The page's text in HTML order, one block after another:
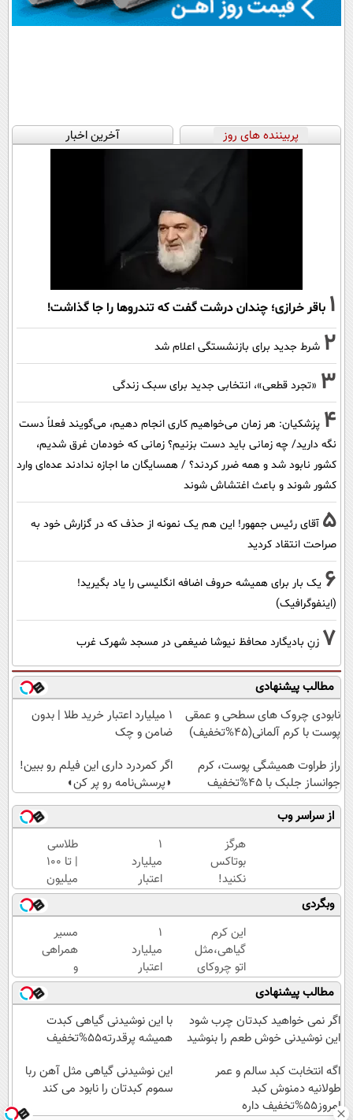
پربیننده های روز آخرین اخبار
1 باقر خرازی؛ چندان درشت گفت که تندروها را جا گذاشت!
2 شرط جدید برای بازنشستگی اعلام شد
3 «تجرد قطعی»، انتخابی جدید برای سبک زندگی
4 پزشکیان: هر زمان می‌خواهیم کاری انجام دهیم، می‌گویند فعلاً دست
نگه دارید/ چه زمانی باید دست بزنیم؟ زمانی که خودمان غرق شدیم،
کشور نابود شد و همه ضرر کردند؟ / همسایگان ما اجازه ندادند عده‌ای وارد
کشور شوند و باعث اغتشاش شوند
5 آقای رئیس جمهور! این هم یک نمونه از حذف که در گزارش خود به
صراحت انتقاد کردید
6 یک بار برای همیشه حروف اضافه انگلیسی را یاد بگیرید!
(اینفوگرافیک)
7 زنِ بادیگارد محافظ نیوشا ضیغمی در مسجد شهرک غرب
مطالب پیشنهادی
نابودی چروک های سطحی و عمقی
پوست با کرم آلمانی(45%تخفیف)
۱ میلیارد اعتبار خرید طلا | بدون
ضامن و چک
راز طراوت همیشگی پوست، کرم
جوانساز جلبک با 45%تخفیف
اگر کمردرد داری این فیلم رو ببین!
◗پرسش‌نامه رو پر کن◖
از سراسر وب
هرگز
بوتاکس
نکنید!
جوانساز
جلبک
پوست
شمارا
۱۰ سال
جوان
می کند
۱
میلیارد
اعتبار
خرید
طلا |
بدون
ضامن
و چک
طلاسی
| تا 100
میلیون
وام
آنی
خرید
طلا💰
ثبت
نام
کن!
وبگردی
این کرم
گیاهی،مثل
اتو چروکای
پوستتوصاف
میکنه!50%تخفیف
۱
میلیارد
اعتبار
خرید
طلا |
بدون
ضامن
مسیر
همراهی
و
گزارش
عملکرد
گروه
اسنپ
۱۴۰۴
مطالب پیشنهادی
اگر نمی خواهید کبدتان چرب شود
این نوشیدنی خوش طعم را بنوشید
با این نوشیدنی گیاهی کبدت
همیشه پرقدرته55%تخفیف
اگه انتخابت کبد سالم و عمر
طولانیه دمنوش کبد
امروز55%تخفیف داره
این نوشیدنی گیاهی مثل آهن ربا
سموم کبدتان را نابود می کند